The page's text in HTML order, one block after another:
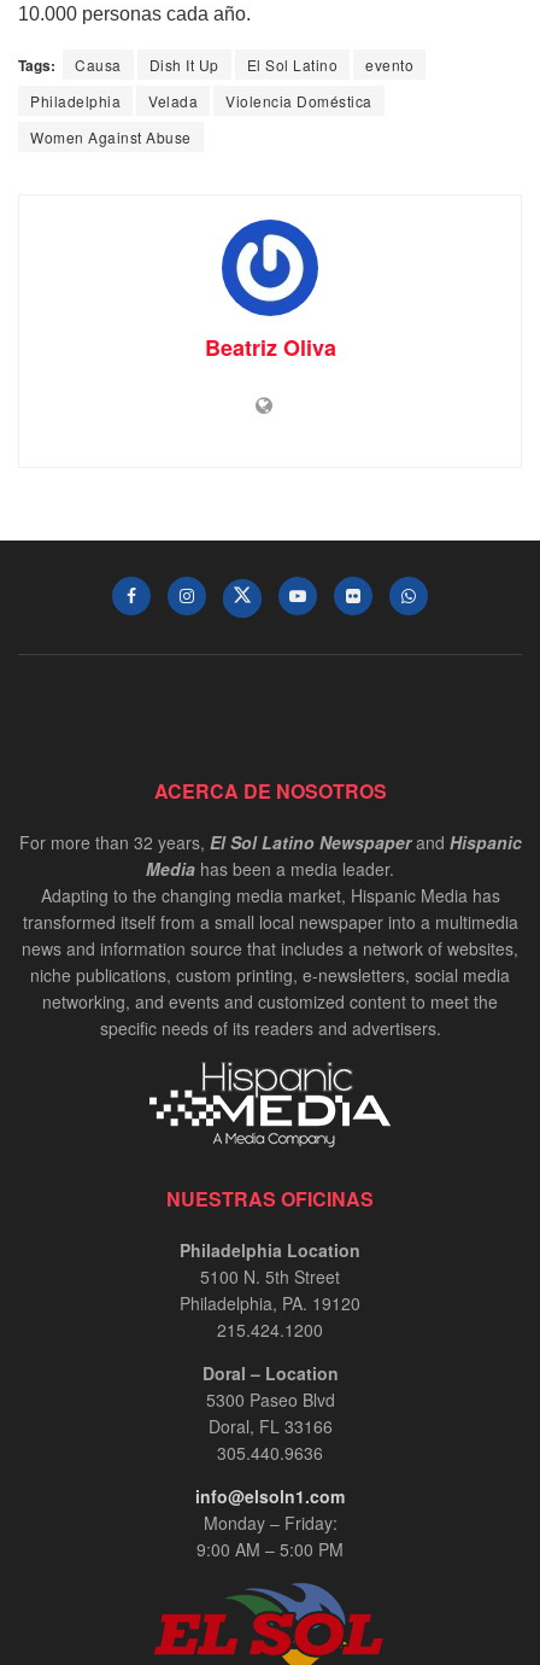
10.000 personas cada año.
Tags: Causa Dish It Up El Sol Latino
evento
Philadelphia
Velada
Violencia Doméstica
Women Against Abuse
Beatriz Oliva
ACERCA DE NOSOTROS
For more than 32 years, El Sol Latino Newspaperand Hispanic
Media has been a media leader.
Adapting to the changing media market, Hispanic Media has
transformed itself from a small local newspaper into a multimedia
news and information source that includes a network of websites,
niche publications, custom printing, e-newsletters, social media
networking, and events and customized content to meet the
specific needs of its readers and advertisers.
NUESTRAS OFICINAS
Philadelphia Location
5100 N. 5th Street
Philadelphia, PA. 19120
215.424.1200
Doral – Location
5300 Paseo Blvd
Doral, FL 33166
305.440.9636
info@elsoln1.com
Monday – Friday:
9:00 AM – 5:00 PM